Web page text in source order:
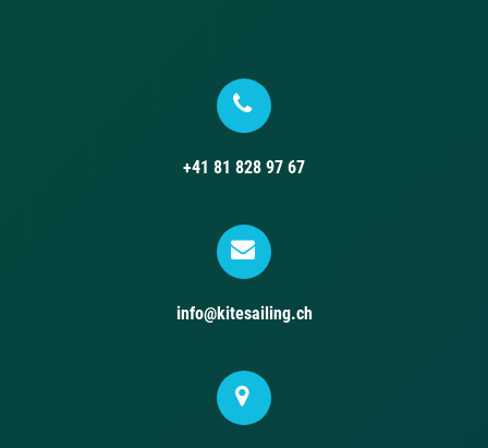
+41 81 828 97 67
info@kitesailing.ch